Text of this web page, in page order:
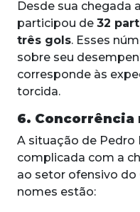
Desde sua chegada
participou de 32
três gols. Esses
sobre seu
corresponde às
torcida.
6. Concorrência
A situação de Pedro
complicada com a
ao setor ofensivo do
nomes estão: